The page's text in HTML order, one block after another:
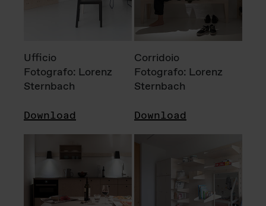
Ufficio
Fotografo: Lorenz
Sternbach
Download
Corridoio
Fotografo: Lorenz
Sternbach
Download